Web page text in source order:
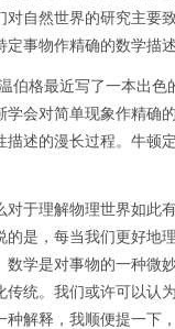
对自然世界的研究主要
事物作精确的数学描述
伯格最近写了一本出色
学会对简单现象作精确
描述的漫长过程。牛顿
于理解物理世界如此有
的是，每当我们更好地
数学是对事物的一种微
传统。我们或许可以认
种解释，我顺便提一下